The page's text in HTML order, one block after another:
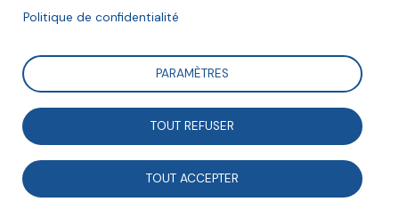
Editorial pour la Tribune #250 « Écologie et société :
nos communs »
Politique de confidentialité
PARAMÈTRES
TOUT REFUSER
TOUT ACCEPTER